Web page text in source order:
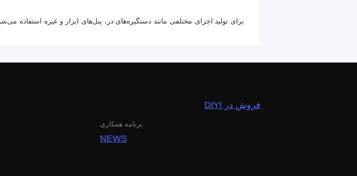
فروش در DIYI
برنامه همکاری
NEWS